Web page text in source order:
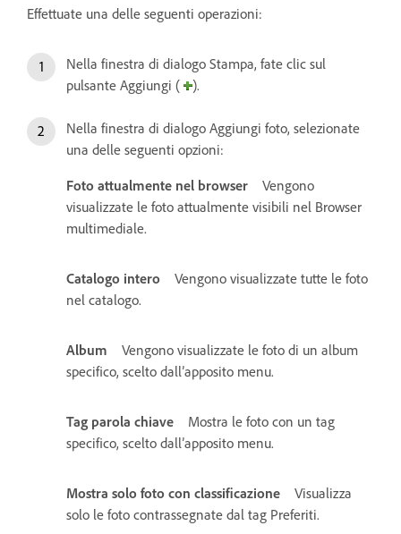
Effettuate una delle seguenti operazioni:
Nella finestra di dialogo Stampa, fate clic sul
pulsante Aggiungi (
).
Nella finestra di dialogo Aggiungi foto, selezionate
una delle seguenti opzioni:
Foto attualmente nel browser
Vengono
visualizzate le foto attualmente visibili nel Browser
multimediale.
Catalogo intero
Vengono visualizzate tutte le foto
nel catalogo.
Album
Vengono visualizzate le foto di un album
specifico, scelto dall’apposito menu.
Tag parola chiave
Mostra le foto con un tag
specifico, scelto dall’apposito menu.
Mostra solo foto con classificazione
Visualizza
solo le foto contrassegnate dal tag Preferiti.